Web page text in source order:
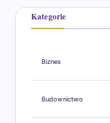
Kategorie
Biznes
Budownictwo